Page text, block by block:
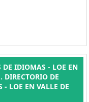
DE IDIOMAS - LOE EN
DIRECTORIO DE
- LOE EN VALLE DE